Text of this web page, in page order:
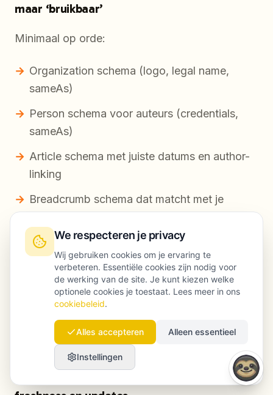
maar ‘bruikbaar’
Minimaal op orde:
Organization schema (logo, legal name,
sameAs)
Person schema voor auteurs (credentials,
sameAs)
Article schema met juiste datums en author-
linking
Breadcrumb schema dat matcht met je
Daarna uitbreiden waar het echt iets oplevert:
Service schema voor servicepagina’s
Product/Offer schema voor ecommerce
FAQ schema waar compliant en passend
Stap 5: Bouw een systeem voor content-
We respecteren je privacy
Wij gebruiken cookies om je ervaring te
verbeteren. Essentiële cookies zijn nodig voor
de werking van de site. Je kunt kiezen welke
optionele cookies je toestaat. Lees meer in ons
cookiebeleid.
Alles accepteren Alleen essentieel
Instellingen